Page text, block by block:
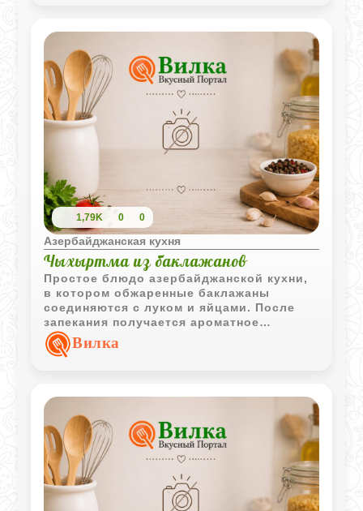
1,79K 0 0
Азербайджанская кухня
Чыхыртма из баклажанов
Простое блюдо азербайджанской кухни,
в котором обжаренные баклажаны
соединяются с луком и яйцами. После
запекания получается ароматное
овощное блюдо с аппетитной золотистой
поверхностью.
Вилка